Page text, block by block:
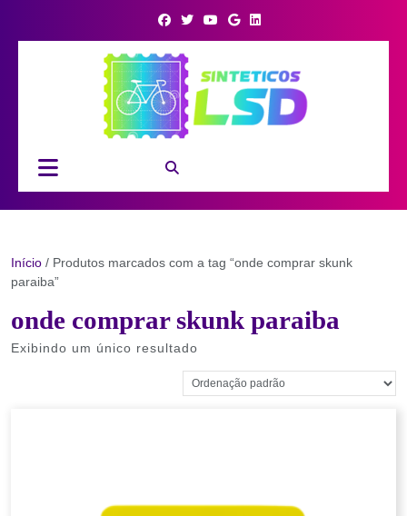
Button
Início / Produtos marcados com a tag “onde comprar skunk
paraiba”
onde comprar skunk paraiba
Exibindo um único resultado